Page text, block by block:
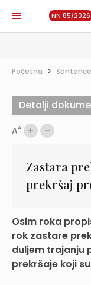
NN 85/2026
Početna > Sentence
AA
Zastara
prekršaj
Osim roka
rok zastare
duljem trajanju
prekršaje koji
Detalji